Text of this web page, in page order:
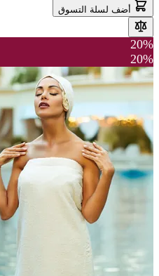
أضف لسلة التسوق
20%
20%